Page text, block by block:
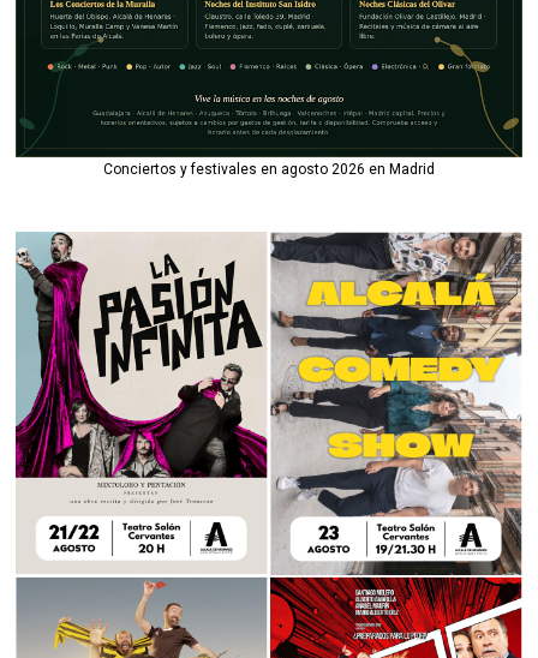
Conciertos y festivales en agosto 2026 en Madrid